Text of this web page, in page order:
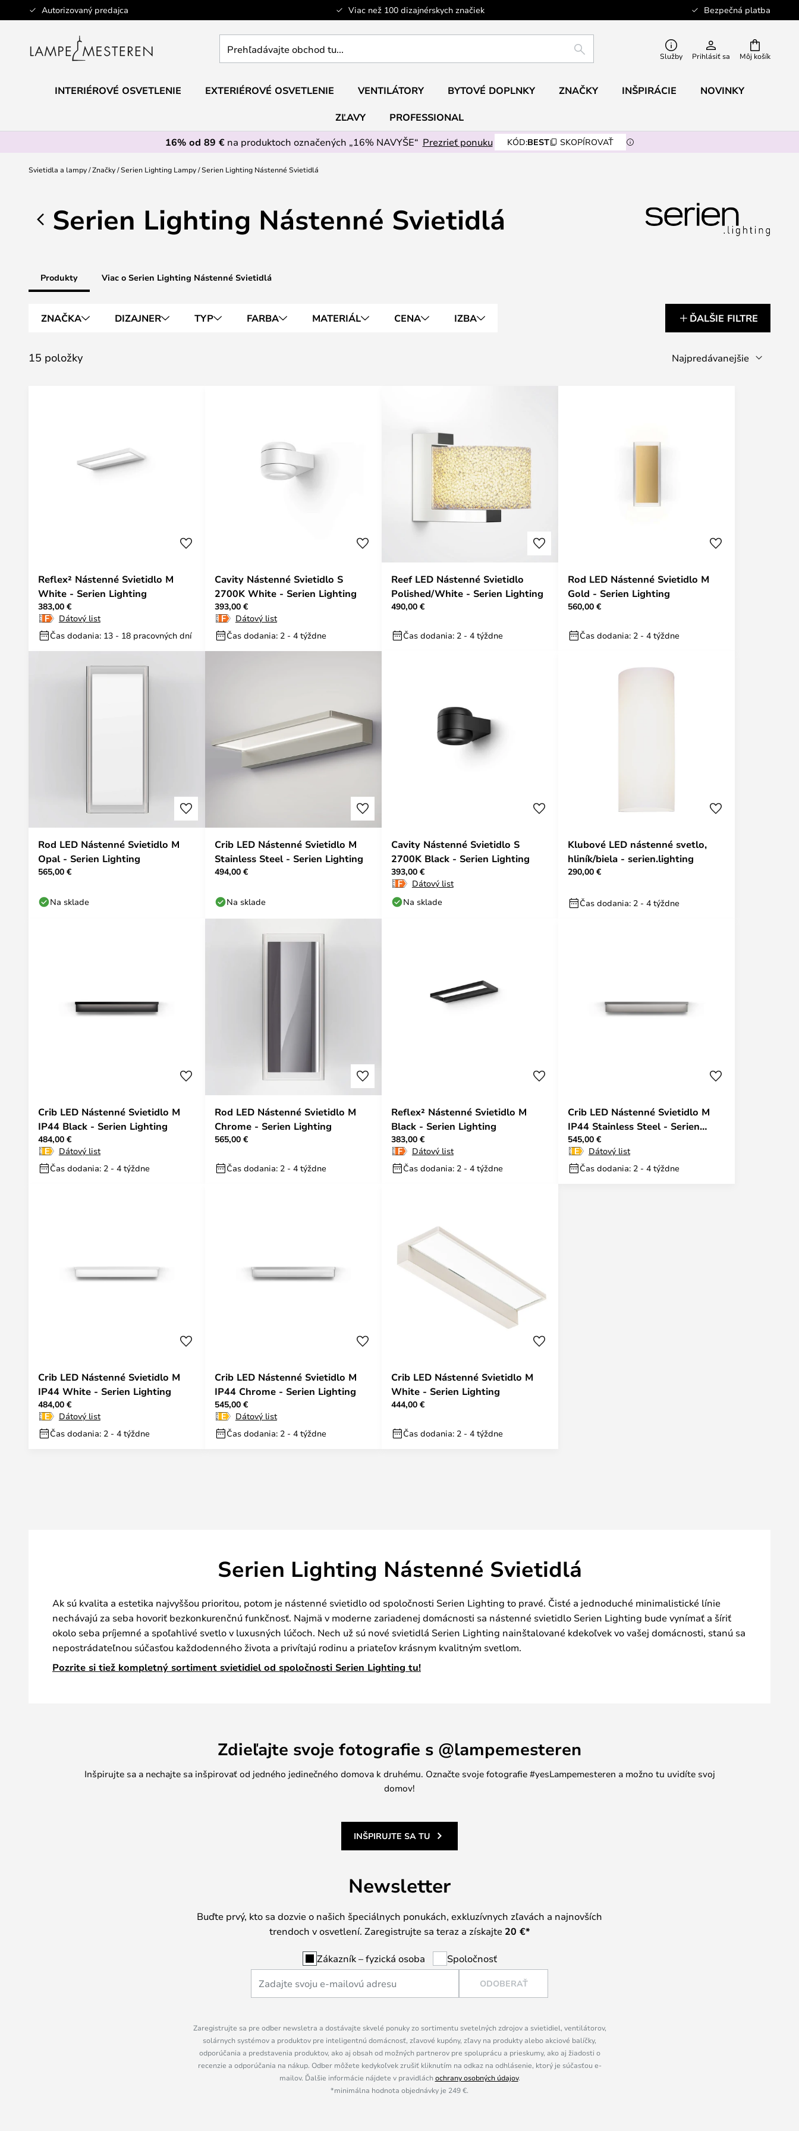
Autorizovaný predajca Viac než 100 dizajnérskych značiek Bezpečná platba
Skip
to
Môj košík
obchod
HĽADAŤ Služby Prihlásiť sa
INTERIÉROVÉ OSVETLENIE EXTERIÉROVÉ OSVETLENIE VENTILÁTORY BYTOVÉ DOPLNKY ZNAČKY INŠPIRÁCIE NOVINKY
ZĽAVY
PROFESSIONAL
16% od 89 €na produktoch označených „16% NAVYŠE“ Prezrieť ponuku KÓD:BEST SKOPÍROVAŤ
Svietidla a lampy Značky Serien Lighting Lampy Serien Lighting Nástenné Svietidlá
Serien Lighting Nástenné Svietidlá
Produkty Viac o Serien Lighting Nástenné Svietidlá
ZNAČKA DIZAJNER TYP FARBA MATERIÁL CENA IZBA ĎALŠIE FILTRE
15 položky
Reflex² Nástenné Svietidlo M
White - Serien Lighting
383,00 €
Dátový list
Čas dodania: 13 - 18 pracovných dní
Cavity Nástenné Svietidlo S
2700K White - Serien Lighting
393,00 €
Dátový list
Čas dodania: 2 - 4 týždne
Reef LED Nástenné Svietidlo
Polished/White - Serien Lighting
490,00 €
Čas dodania: 2 - 4 týždne
Rod LED Nástenné Svietidlo M
Gold - Serien Lighting
560,00 €
Čas dodania: 2 - 4 týždne
Rod LED Nástenné Svietidlo M
Opal - Serien Lighting
565,00 €
Na sklade
Crib LED Nástenné Svietidlo M
Stainless Steel - Serien Lighting
494,00 €
Na sklade
Cavity Nástenné Svietidlo S
2700K Black - Serien Lighting
393,00 €
Dátový list
Na sklade
Klubové LED nástenné svetlo,
hliník/biela - serien.lighting
290,00 €
Čas dodania: 2 - 4 týždne
Crib LED Nástenné Svietidlo M
IP44 Black - Serien Lighting
484,00 €
Dátový list
Čas dodania: 2 - 4 týždne
Rod LED Nástenné Svietidlo M
Chrome - Serien Lighting
565,00 €
Čas dodania: 2 - 4 týždne
Reflex² Nástenné Svietidlo M
Black - Serien Lighting
383,00 €
Dátový list
Čas dodania: 2 - 4 týždne
Crib LED Nástenné Svietidlo M
IP44 Stainless Steel - Serien
Lighting
545,00 €
Dátový list
Čas dodania: 2 - 4 týždne
Crib LED Nástenné Svietidlo M
IP44 White - Serien Lighting
484,00 €
Dátový list
Čas dodania: 2 - 4 týždne
Crib LED Nástenné Svietidlo M
IP44 Chrome - Serien Lighting
545,00 €
Dátový list
Čas dodania: 2 - 4 týždne
Crib LED Nástenné Svietidlo M
White - Serien Lighting
444,00 €
Čas dodania: 2 - 4 týždne
Serien Lighting Nástenné Svietidlá
Ak sú kvalita a estetika najvyššou prioritou, potom je nástenné svietidlo od spoločnosti Serien Lighting to pravé. Čisté a jednoduché minimalistické línie
nechávajú za seba hovoriť bezkonkurenčnú funkčnosť. Najmä v moderne zariadenej domácnosti sa nástenné svietidlo Serien Lighting bude vynímať a šíriť
okolo seba príjemné a spoľahlivé svetlo v luxusných lúčoch. Nech už sú nové svietidlá Serien Lighting nainštalované kdekoľvek vo vašej domácnosti, stanú sa
nepostrádateľnou súčasťou každodenného života a privítajú rodinu a priateľov krásnym kvalitným svetlom.
Pozrite si tiež kompletný sortiment svietidiel od spoločnosti Serien Lighting tu!
Zdieľajte svoje fotografie s @lampemesteren
Inšpirujte sa a nechajte sa inšpirovať od jedného jedinečného domova k druhému. Označte svoje fotografie #yesLampemesteren a možno tu uvidíte svoj
domov!
INŠPIRUJTE SA TU
Newsletter
Buďte prvý, kto sa dozvie o našich špeciálnych ponukách, exkluzívnych zľavách a najnovších
trendoch v osvetlení. Zaregistrujte sa teraz a získajte 20 €*
Zákazník – fyzická osoba Spoločnosť
ODOBERAŤ
Zaregistrujte sa pre odber newsletra a dostávajte skvelé ponuky zo sortimentu svetelných zdrojov a svietidiel, ventilátorov,
solárnych systémov a produktov pre inteligentnú domácnosť, zľavové kupóny, zľavy na produkty alebo akciové balíčky,
odporúčania a predstavenia produktov, ako aj obsah od možných partnerov pre spoluprácu a prieskumy, ako aj žiadosti o
recenzie a odporúčania na nákup. Odber môžete kedykoľvek zrušiť kliknutím na odkaz na odhlásenie, ktorý je súčasťou e-
mailov. Ďalšie informácie nájdete v pravidláchochrany osobných údajov.
*minimálna hodnota objednávky je 249 €.